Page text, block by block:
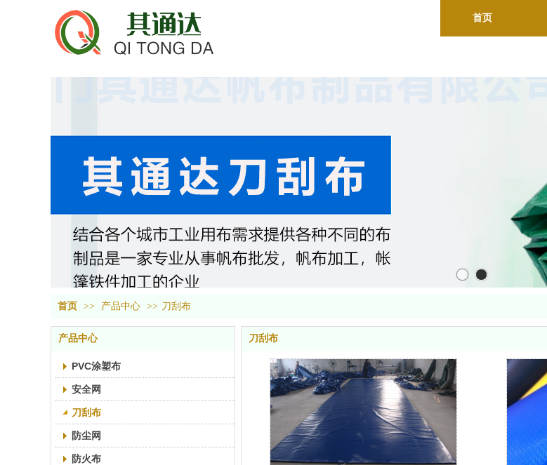
首页
首页 >> 产品中心 >> 刀刮布
产品中心
PVC涂塑布
安全网
刀刮布
防尘网
防火布
刀刮布